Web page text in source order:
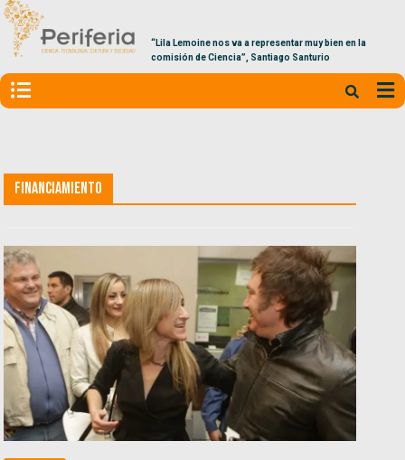
“Lila Lemoine nos va a representar muy bien en la
comisión de Ciencia”, Santiago Santurio
Financiamiento